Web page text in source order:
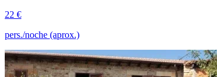
22 €
pers./noche (aprox.)